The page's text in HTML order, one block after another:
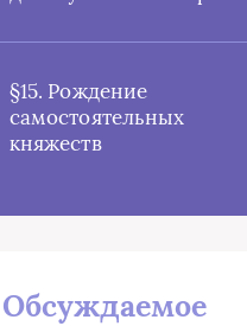
§15. Рождение
самостоятельных
княжеств
Обсуждаемое